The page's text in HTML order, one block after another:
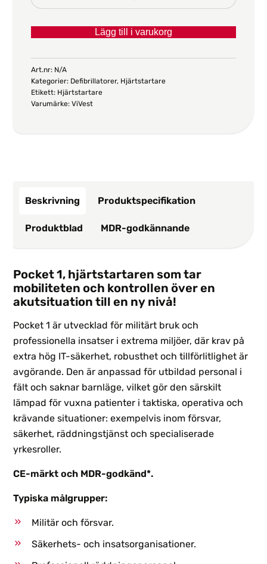
ViVest
1
Lägg till i varukorg
Art.nr: N/A
Kategorier: Defibrillatorer, Hjärtstartare
Etikett: Hjärtstartare
Varumärke:ViVest
Beskrivning Produktspecifikation
Produktblad MDR-godkännande
Pocket 1, hjärtstartaren som tar
mobiliteten och kontrollen över en
akutsituation till en ny nivå!
Pocket 1 är utvecklad för militärt bruk och
professionella insatser i extrema miljöer, där krav på
extra hög IT-säkerhet, robusthet och tillförlitlighet är
avgörande. Den är anpassad för utbildad personal i
fält och saknar barnläge, vilket gör den särskilt
lämpad för vuxna patienter i taktiska, operativa och
krävande situationer: exempelvis inom försvar,
säkerhet, räddningstjänst och specialiserade
yrkesroller.
CE-märkt och MDR-godkänd*.
Typiska målgrupper:
Militär och försvar.
Säkerhets- och insatsorganisationer.